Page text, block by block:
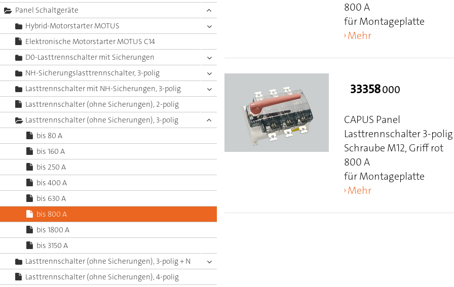
Panel Schaltgeräte
Hybrid-Motorstarter MOTUS
Elektronische Motorstarter MOTUS C14
D0-Lasttrennschalter mit Sicherungen
NH-Sicherungslasttrennschalter, 3-polig
Lasttrennschalter mit NH-Sicherungen, 3-polig
Lasttrennschalter (ohne Sicherungen), 2-polig
Lasttrennschalter (ohne Sicherungen), 3-polig
bis 80 A
bis 160 A
bis 250 A
bis 400 A
bis 630 A
bis 800 A
bis 1800 A
bis 3150 A
Lasttrennschalter (ohne Sicherungen), 3-polig + N
Lasttrennschalter (ohne Sicherungen), 4-polig
800 A
für Montageplatte
Mehr
33358000
CAPUS Panel
Lasttrennschalter 3-polig
Schraube M12, Griff rot
800 A
für Montageplatte
Mehr